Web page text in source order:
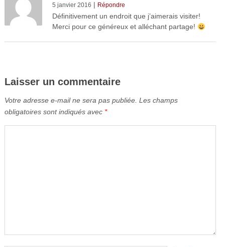
5 janvier 2016 | Répondre
Définitivement un endroit que j’aimerais visiter!
Merci pour ce généreux et alléchant partage!
Laisser un commentaire
Votre adresse e-mail ne sera pas publiée. Les champs
obligatoires sont indiqués avec *